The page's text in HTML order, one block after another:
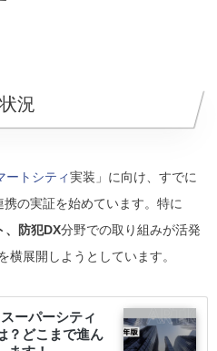
況
ートシティ実装」に向け、すでに
の実証を始めています。特に
、防犯DX分野での取り組みが活発
横展開しようとしています。